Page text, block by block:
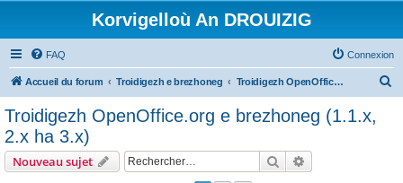
Korvigelloù An DROUIZIG
FAQ Connexion
Accueil du forum Troidigezh e brezhoneg Troidigezh OpenOffice.org e brezhoneg (1.1.x, 2.x ha 3.x)
Troidigezh OpenOffice.org e brezhoneg (1.1.x,
2.x ha 3.x)
Nouveau sujet Rechercher